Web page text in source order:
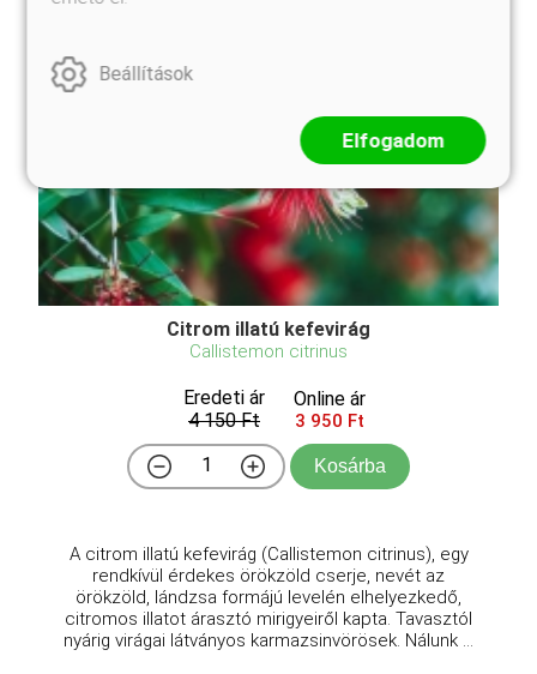
Citrom illatú kefevirág
Callistemon citrinus
Eredeti ár
4 150 Ft
Online ár
3 950 Ft
Kosárba
A citrom illatú kefevirág (Callistemon citrinus), egy
rendkívül érdekes örökzöld cserje, nevét az
örökzöld, lándzsa formájú levelén elhelyezkedő,
citromos illatot árasztó mirigyeiről kapta. Tavasztól
nyárig virágai látványos karmazsinvörösek. Nálunk ...
Beállítások
Elfogadom